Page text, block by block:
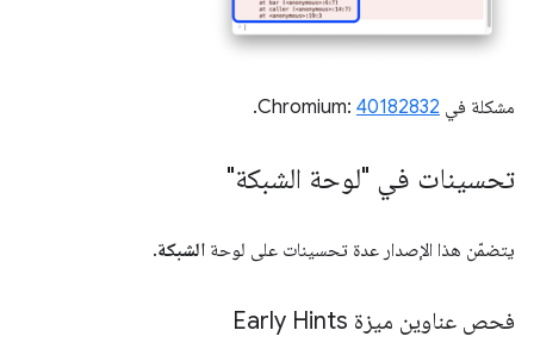
مشكلة في Chromium: 40182832
.
تحسينات في "لوحة الشبكة"
يتضمّن هذا الإصدار عدة تحسينات على لوحة الشبكة.
فحص عناوين ميزة Early Hints